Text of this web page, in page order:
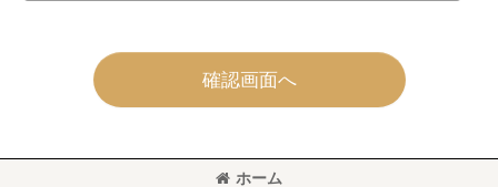
確認画面へ
ホーム